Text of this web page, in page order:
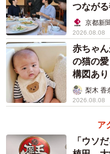
コンドリア水戸さんは
ん、ボスくん、ことち
しています。その生活
で発信中です。
つなが
京都新
2026.08.08
赤ちゃ
の猫の
構図あ
梨木 香
2026.08.08
ア
「ウソ